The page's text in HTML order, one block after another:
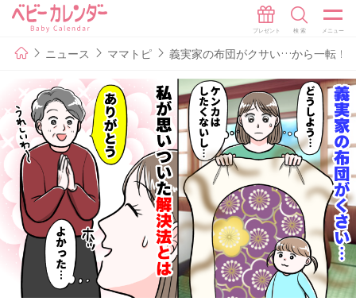
ニュース ママトピ 義実家の布団がクサい…から一転！